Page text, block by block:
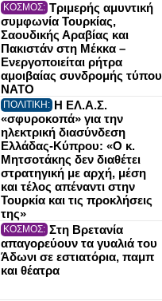
ΚΟΣΜΟΣ: Τριμερής αμυντική
συμφωνία Τουρκίας,
Σαουδικής Αραβίας και
Πακιστάν στη Μέκκα –
Ενεργοποιείται ρήτρα
αμοιβαίας συνδρομής τύπου
NATO
ΠΟΛΙΤΙΚΗ: Η ΕΛ.Α.Σ.
«σφυροκοπά» για την
ηλεκτρική διασύνδεση
Ελλάδας-Κύπρου: «Ο κ.
Μητσοτάκης δεν διαθέτει
στρατηγική με αρχή, μέση
και τέλος απέναντι στην
Τουρκία και τις προκλήσεις
της»
ΚΟΣΜΟΣ: Στη Βρετανία
απαγορεύουν τα γυαλιά του
Άδωνι σε εστιατόρια, παμπ
και θέατρα